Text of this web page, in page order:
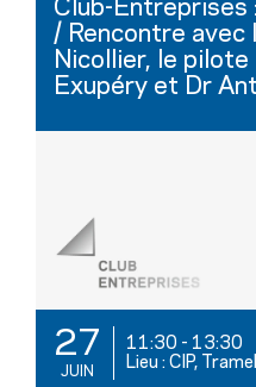
Club-
/ Rencontre avec
Nicollier, le
Exupéry et Dr
27
JUIN
11:30 - 13:30
Lieu : CIP,